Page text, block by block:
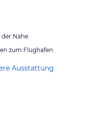
Nähe
zum Flughafen
Ausstattung